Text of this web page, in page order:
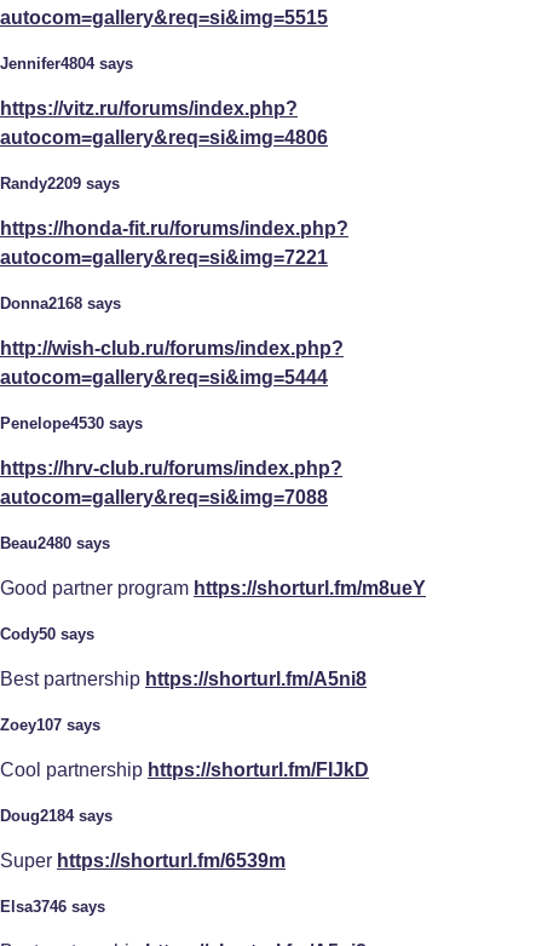
autocom=gallery&req=si&img=5515
Jennifer4804 says
https://vitz.ru/forums/index.php?
autocom=gallery&req=si&img=4806
Randy2209 says
https://honda-fit.ru/forums/index.php?
autocom=gallery&req=si&img=7221
Donna2168 says
http://wish-club.ru/forums/index.php?
autocom=gallery&req=si&img=5444
Penelope4530 says
https://hrv-club.ru/forums/index.php?
autocom=gallery&req=si&img=7088
Beau2480 says
Good partner program https://shorturl.fm/m8ueY
Cody50 says
Best partnership https://shorturl.fm/A5ni8
Zoey107 says
Cool partnership https://shorturl.fm/FIJkD
Doug2184 says
Super https://shorturl.fm/6539m
Elsa3746 says